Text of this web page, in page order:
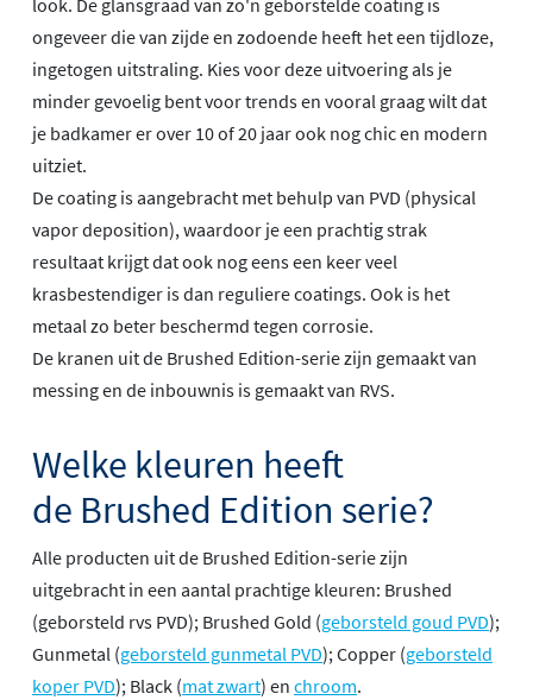
look. De glansgraad van zo'n geborstelde coating is
ongeveer die van zijde en zodoende heeft het een tijdloze,
ingetogen uitstraling. Kies voor deze uitvoering als je
minder gevoelig bent voor trends en vooral graag wilt dat
je badkamer er over 10 of 20 jaar ook nog chic en modern
uitziet.
De coating is aangebracht met behulp van PVD (physical
vapor deposition), waardoor je een prachtig strak
resultaat krijgt dat ook nog eens een keer veel
krasbestendiger is dan reguliere coatings. Ook is het
metaal zo beter beschermd tegen corrosie.
De kranen uit de Brushed Edition-serie zijn gemaakt van
messing en de inbouwnis is gemaakt van RVS.
Welke kleuren heeft
de Brushed Edition serie?
Alle producten uit de Brushed Edition-serie zijn
uitgebracht in een aantal prachtige kleuren: Brushed
(geborsteld rvs PVD); Brushed Gold (geborsteld goud PVD);
Gunmetal (geborsteld gunmetal PVD); Copper (geborsteld
koper PVD); Black (mat zwart) en chroom.